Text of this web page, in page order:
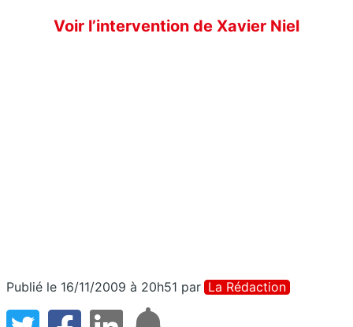
Voir l’intervention de Xavier Niel
Publié le 16/11/2009 à 20h51 par La Rédaction